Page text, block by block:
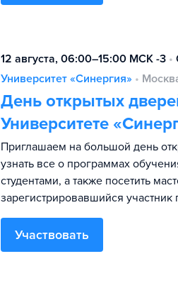
12 августа, 06:00–15:00 МСК -3 •
Университет «Синергия» •
День открытых
Университете
Приглашаем на большой день
узнать все о программах
студентами, а также посетить
зарегистрировавшийся
Участвовать